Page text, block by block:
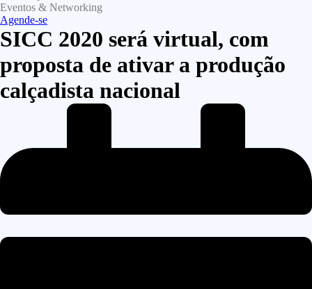
Eventos & Networking
Agende-se
SICC 2020 será virtual, com
proposta de ativar a produção
calçadista nacional